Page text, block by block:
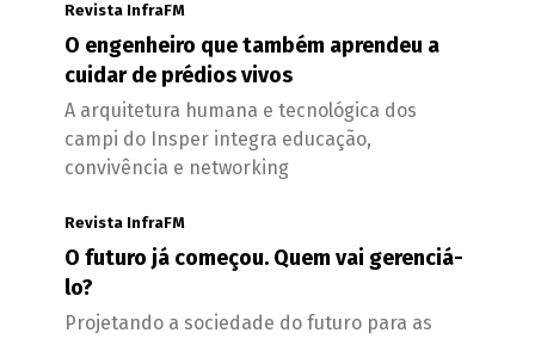
Revista InfraFM
O engenheiro que também aprendeu a
cuidar de prédios vivos
A arquitetura humana e tecnológica dos
campi do Insper integra educação,
convivência e networking
Revista InfraFM
O futuro já começou. Quem vai gerenciá-
lo?
Projetando a sociedade do futuro para as